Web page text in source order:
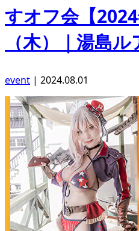
すオフ会【
（木）｜湯島
event | 2024.08.01